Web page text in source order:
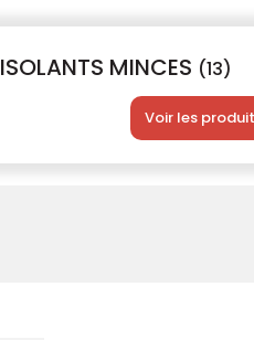
ISOLANTS MINCES (13)
Voir les